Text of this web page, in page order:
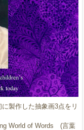
製作した抽象画3点をリ
World of Words (言葉